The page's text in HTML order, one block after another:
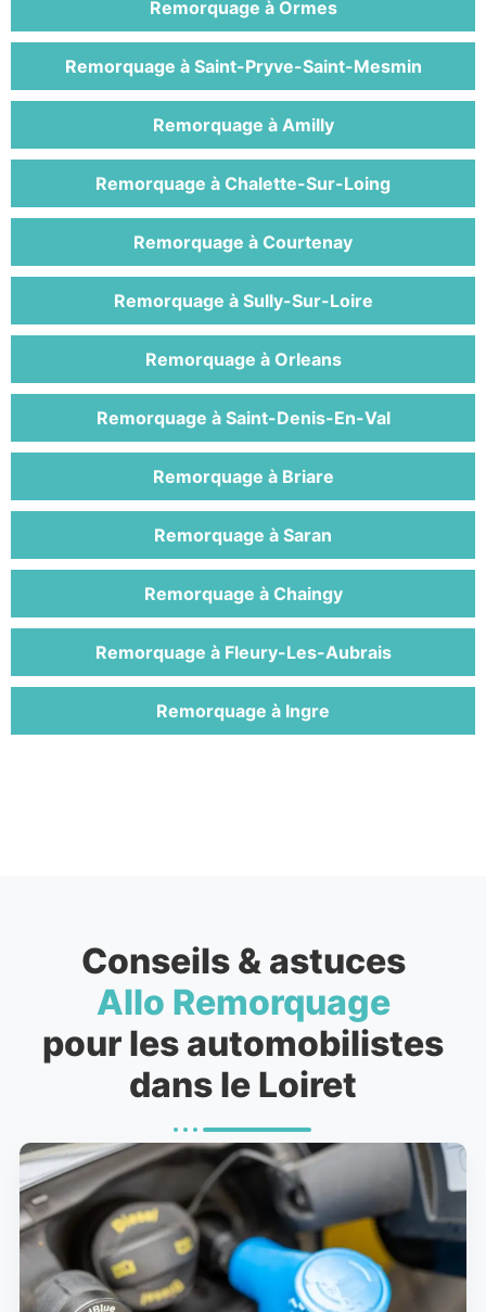
Remorquage à Ormes
Remorquage à Saint-Pryve-Saint-Mesmin
Remorquage à Amilly
Remorquage à Chalette-Sur-Loing
Remorquage à Courtenay
Remorquage à Sully-Sur-Loire
Remorquage à Orleans
Remorquage à Saint-Denis-En-Val
Remorquage à Briare
Remorquage à Saran
Remorquage à Chaingy
Remorquage à Fleury-Les-Aubrais
Remorquage à Ingre
Conseils & astuces
Allo Remorquage
pour les automobilistes
dans le Loiret